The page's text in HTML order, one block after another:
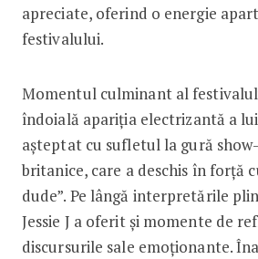
apreciate, oferind o energie
festivalului.
Momentul culminant al
îndoială apariția electrizantă a lui
așteptat cu sufletul la gură
britanice, care a deschis în forță
dude”. Pe lângă interpretările
Jessie J a oferit și momente de
discursurile sale emoționante.